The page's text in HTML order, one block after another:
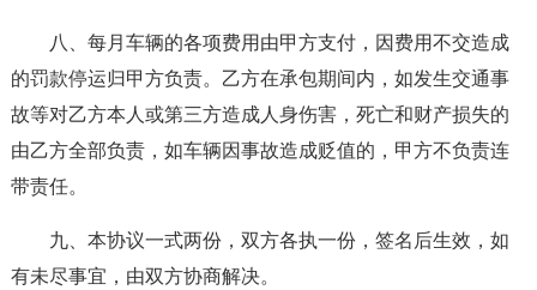
八、每月车辆的各项费用由甲方支付，因费用不交造成
的罚款停运归甲方负责。乙方在承包期间内，如发生交通事
故等对乙方本人或第三方造成人身伤害，死亡和财产损失的
由乙方全部负责，如车辆因事故造成贬值的，甲方不负责连
带责任。
九、本协议一式两份，双方各执一份，签名后生效，如
有未尽事宜，由双方协商解决。